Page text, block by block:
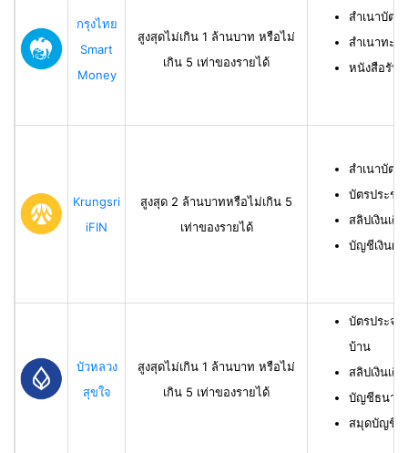
กรุงไทย
Smart
Money
สูงสุดไม่เกิน 1 ล้านบาท หรือไม่
เกิน 5 เท่าของรายได้
สำเนาบัตร
สำเนาทะเ
หนังสือรับร
Krungsri
iFIN
สูงสุด 2 ล้านบาทหรือไม่เกิน 5
เท่าของรายได้
สำเนาบัตร
บัตรประช
สลิปเงินเดื
บัญชีเงินฝา
บัวหลวง
สุขใจ
สูงสุดไม่เกิน 1 ล้านบาท หรือไม่
เกิน 5 เท่าของรายได้
บัตรประจำ
บ้าน
สลิปเงินเดื
บัญชีธนาคา
สมุดบัญชีธ